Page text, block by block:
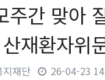
주간 맞아
재환자위
지재단 26-04-23